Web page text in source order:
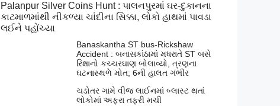
Palanpur Silver Coins Hunt : પાલનપુરમાં ઘર-દુકાનના
કાટમાળમાંથી નીકળ્યા ચાંદીના સિક્કા, લોકો હાથમાં પાવડા
લઈને પહોંચ્યા
Banaskantha ST bus-Rickshaw
Accident : બનાસકાંઠામાં મધરાતે ST બસે
રિક્ષાનો કચ્ચરઘાણ બોલાવ્યો, ત્રણના
ઘટનાસ્થળે મોત; 6ની હાલત ગંભીર
ચડોતર ગામે વીજ લાઈનમાં બ્લાસ્ટ થતાં
લોકોમાં અફરા તફરી મચી